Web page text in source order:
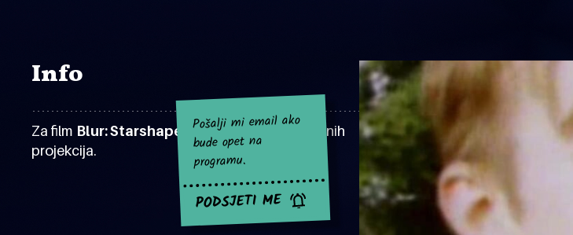
Info
Za film Blur: Starshaped za sad nema najavljenih
projekcija.
Pošalji mi email ako
bude opet na
programu.
PODSJETI ME